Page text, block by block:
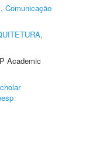
Comunicação
Academic